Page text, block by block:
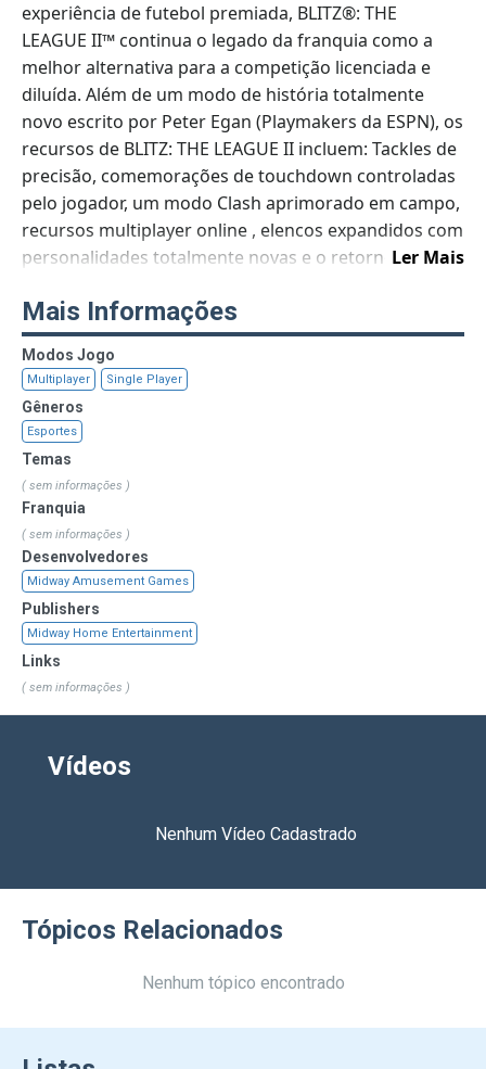
Ler Mais
experiência de futebol premiada, BLITZ®: THE
LEAGUE II™ continua o legado da franquia como a
melhor alternativa para a competição licenciada e
diluída. Além de um modo de história totalmente
novo escrito por Peter Egan (Playmakers da ESPN), os
recursos de BLITZ: THE LEAGUE II incluem: Tackles de
precisão, comemorações de touchdown controladas
pelo jogador, um modo Clash aprimorado em campo,
recursos multiplayer online , elencos expandidos com
personalidades totalmente novas e o retorno de uma
futebol Lawrence Taylor retorna como atleta de capa
do jogo e linebacker estrela do New York Nightmare,
Quentin Sands, juntamente com um elenco de apoio
repleto de estrelas.
Mais Informações
Modos Jogo
Multiplayer Single Player
Gêneros
Esportes
Temas
( sem informações )
Franquia
( sem informações )
Desenvolvedores
Midway Amusement Games
Publishers
Midway Home Entertainment
Links
( sem informações )
Vídeos
Nenhum Vídeo Cadastrado
Tópicos Relacionados
Nenhum tópico encontrado